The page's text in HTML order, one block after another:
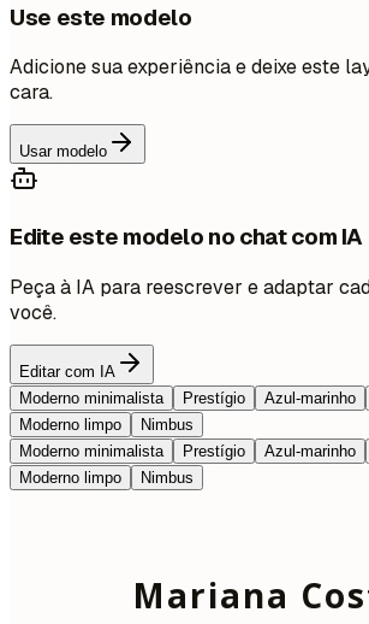
Use este modelo
Adicione sua experiência e deixe este
cara.
Usar modelo
Edite este modelo no chat com IA
Peça à IA para reescrever e adaptar
você.
Editar com IA
Moderno minimalista
Prestígio Azul-marinho
Moderno limpo
Nimbus
Moderno minimalista
Prestígio Azul-marinho
Moderno limpo
Nimbus
Mariana